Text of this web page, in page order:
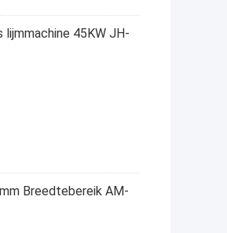
45KW JH-
Breedtebereik AM-